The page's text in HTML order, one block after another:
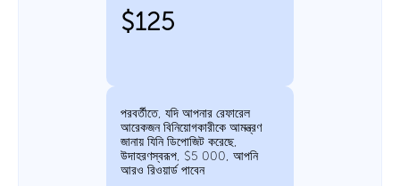
$125
পরবর্তীতে, যদি আপনার রেফারেল
আরেকজন বিনিয়োগকারীকে আমন্ত্রণ
জানায় যিনি ডিপোজিট করেছে,
উদাহরণস্বরূপ, $5 000, আপনি
আরও রিওয়ার্ড পাবেন